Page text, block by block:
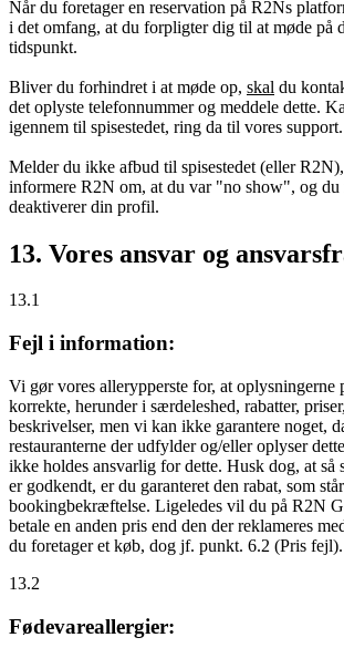
Når du foretager en reservation på R2Ns
i det omfang, at du forpligter dig til at møde på
tidspunkt.
Bliver du forhindret i at møde op, skal du
det oplyste telefonnummer og meddele dette.
igennem til spisestedet, ring da til vores support.
Melder du ikke afbud til spisestedet (eller
informere R2N om, at du var "no show", og du
deaktiverer din profil.
13. Vores ansvar og
13.1
Fejl i information:
Vi gør vores allerypperste for, at oplysningerne
korrekte, herunder i særdeleshed, rabatter,
beskrivelser, men vi kan ikke garantere noget,
restauranterne der udfylder og/eller oplyser
ikke holdes ansvarlig for dette. Husk dog, at så
er godkendt, er du garanteret den rabat, som
bookingbekræftelse. Ligeledes vil du på R2N
betale en anden pris end den der reklameres
du foretager et køb, dog jf. punkt. 6.2 (Pris fejl).
13.2
Fødevareallergier: